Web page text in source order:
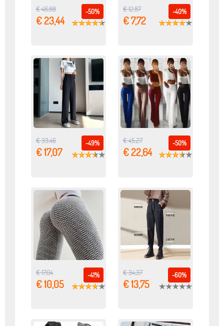
-50%
€ 46,88
€ 23,44
-40%
€ 12,87
€ 7,72
-49%
€ 33,46
€ 17,07
-50%
€ 45,27
€ 22,64
-41%
€ 17,04
€ 10,05
-60%
€ 34,37
€ 13,75